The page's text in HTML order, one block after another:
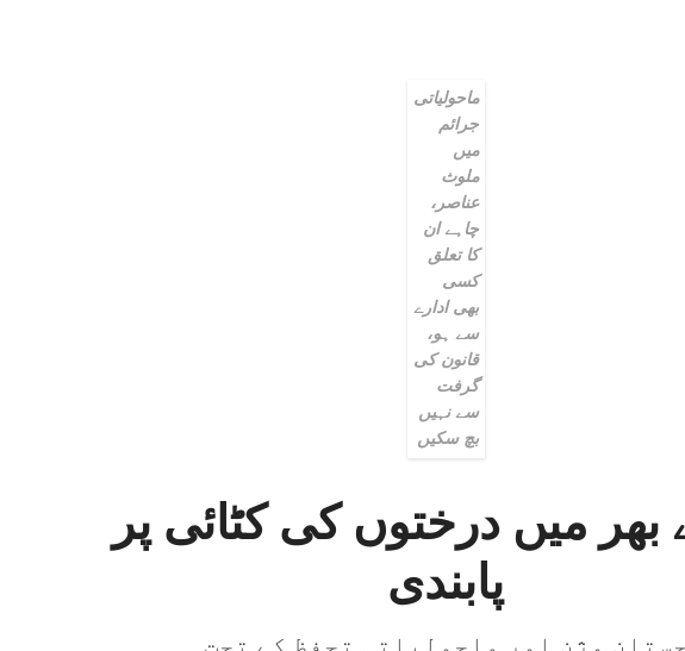
ماحولیاتی
جرائم
میں
ملوث
عناصر،
چاہے ان
کا تعلق
کسی
بھی ادارے
سے ہو،
قانون کی
گرفت
سے نہیں
بچ سکیں
میں درختوں کی کٹائی پر
پابندی
وژن اور ماحولیاتی تحفظ کے تحت